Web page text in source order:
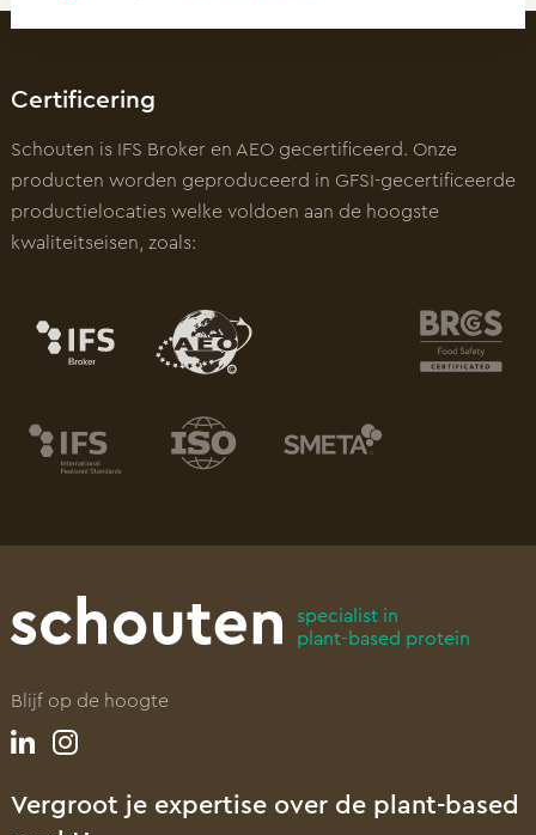
Certificering
Schouten is IFS Broker en AEO gecertificeerd. Onze
producten worden geproduceerd in GFSI-gecertificeerde
productielocaties welke voldoen aan de hoogste
kwaliteitseisen, zoals:
specialist in
plant-based protein
Blijf op de hoogte
Vergroot je expertise over de plant-based